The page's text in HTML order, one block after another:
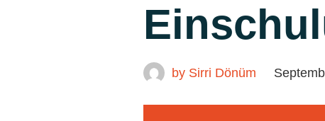
by Sirri Dönüm